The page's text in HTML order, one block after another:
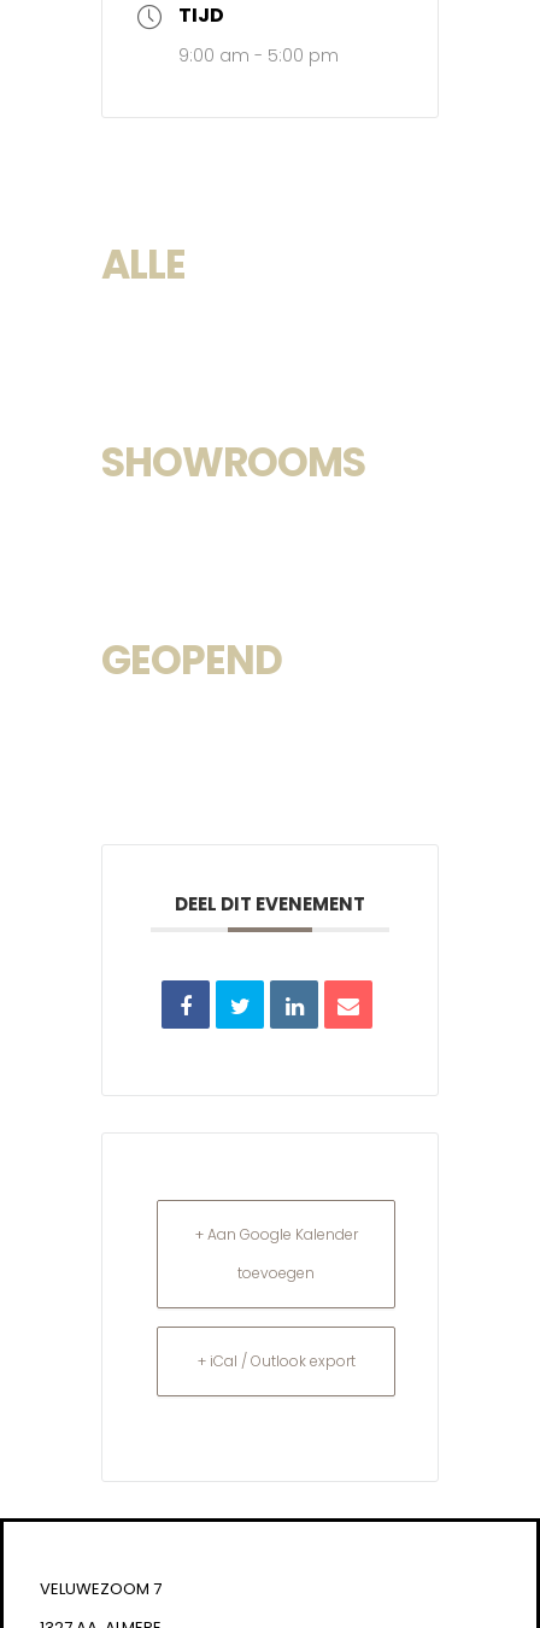
TIJD
9:00 am - 5:00 pm
ALLE
SHOWROOMS
GEOPEND
DEEL DIT EVENEMENT
+ Aan Google Kalender
toevoegen
+ iCal / Outlook export
VELUWEZOOM 7